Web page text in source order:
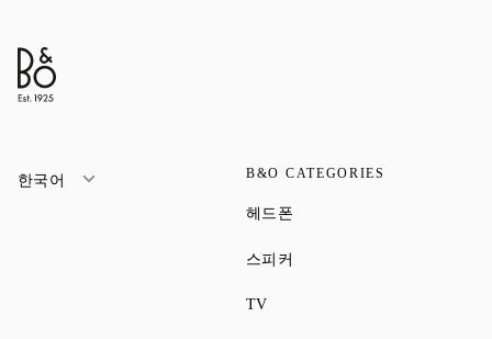
한국어 B&O CATEGORIES
헤드폰
스피커
TVLink Opens in New Tab